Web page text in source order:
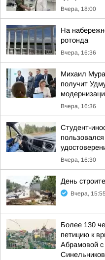
Вчера, 18:00
На
ротонда
Вчера, 16:36
Михаил
получит
Вчера, 16:36
Студент-
Вчера, 16:30
День
Вчера, 15:55
Более 130
петицию к
Абрамовой с